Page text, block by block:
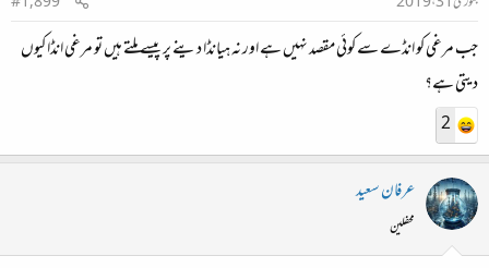
جب مرغی کو انڈے سے کوئی مقصد نہیں ہے اور نہ ہیانڈا دینے پر پیسے ملتے ہیں تو مرغی انڈا کیوں
دیتی ہے؟
2
عرفان سعید
محفلین